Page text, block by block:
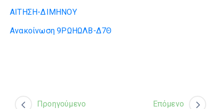
ΑΙΤΗΣΗ-ΔΙΜΗΝΟΥ
Ανακοίνωση 9ΡΩΗΩΛΒ-Δ7Θ
Προηγούμενο Επόμενο